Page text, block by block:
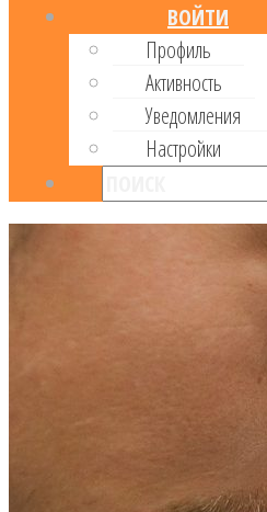
ВОЙТИ
Профиль
Активность
Уведомления
Настройки